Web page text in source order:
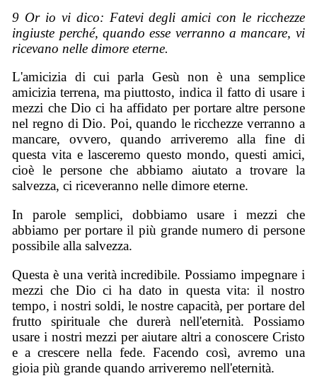
9 Or io vi dico: Fatevi degli amici con le ricchezze
ingiuste perché, quando esse verranno a mancare, vi
ricevano nelle dimore eterne.
L'amicizia di cui parla Gesù non è una semplice
amicizia terrena, ma piuttosto, indica il fatto di usare i
mezzi che Dio ci ha affidato per portare altre persone
nel regno di Dio. Poi, quando le ricchezze verranno a
mancare, ovvero, quando arriveremo alla fine di
questa vita e lasceremo questo mondo, questi amici,
cioè le persone che abbiamo aiutato a trovare la
salvezza, ci riceveranno nelle dimore eterne.
In parole semplici, dobbiamo usare i mezzi che
abbiamo per portare il più grande numero di persone
possibile alla salvezza.
Questa è una verità incredibile. Possiamo impegnare i
mezzi che Dio ci ha dato in questa vita: il nostro
tempo, i nostri soldi, le nostre capacità, per portare del
frutto spirituale che durerà nell'eternità. Possiamo
usare i nostri mezzi per aiutare altri a conoscere Cristo
e a crescere nella fede. Facendo così, avremo una
gioia più grande quando arriveremo nell'eternità.